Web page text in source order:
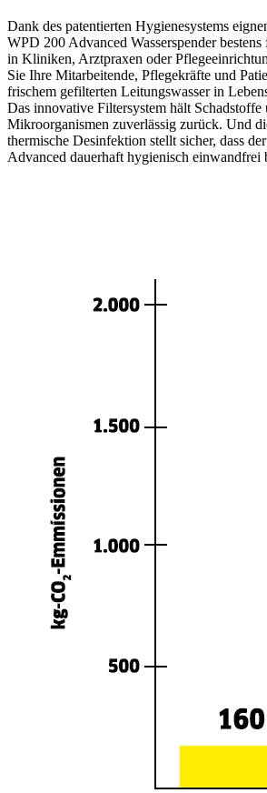
Dank des patentierten Hygienesystems
WPD 200 Advanced Wasserspender
in Kliniken, Arztpraxen oder
Sie Ihre Mitarbeitende, Pflegekräfte und
frischem gefilterten Leitungswasser in
Das innovative Filtersystem hält Schadstoffe
Mikroorganismen zuverlässig zurück. Und
thermische Desinfektion stellt sicher, dass
Advanced dauerhaft hygienisch einwandfrei